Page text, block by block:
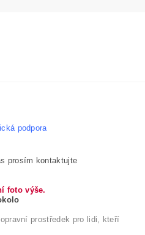
podpora
prosím kontaktujte
foto výše.
prostředek pro lidi, kteří